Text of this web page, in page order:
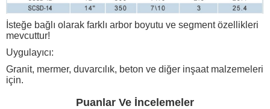
İsteğe bağlı olarak farklı arbor boyutu ve segment özellikleri
mevcuttur!
Uygulayıcı:
Granit, mermer, duvarcılık, beton ve diğer inşaat malzemeleri
için.
Puanlar Ve İncelemeler